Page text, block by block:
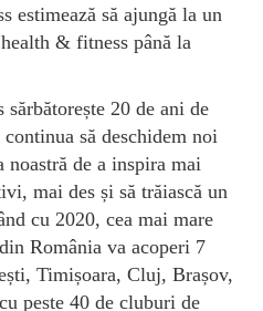
estimează să ajungă la un
& fitness până la
20 de ani de
să deschidem noi
de a inspira mai
mai des și să trăiască un
cu 2020, cea mai mare
România va acoperi 7
Timișoara, Cluj, Brașov,
peste 40 de cluburi de